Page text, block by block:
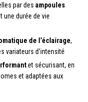
par des ampoules
durée de vie
de l’éclairage,
variateurs d’intensité
et sécurisant, en
et adaptées aux